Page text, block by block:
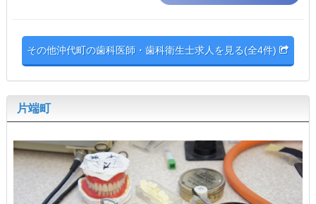
その他沖代町の歯科医師・歯科衛生士求人を見る(全4件)
片端町